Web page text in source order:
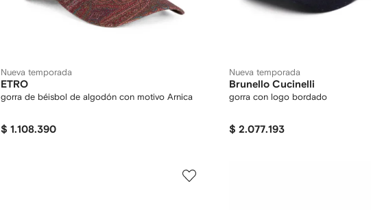
Nueva temporada
ETRO
gorra de béisbol de algodón con motivo Arnica
$ 1.108.390
Nueva temporada
Brunello Cucinelli
gorra con logo bordado
$ 2.077.193